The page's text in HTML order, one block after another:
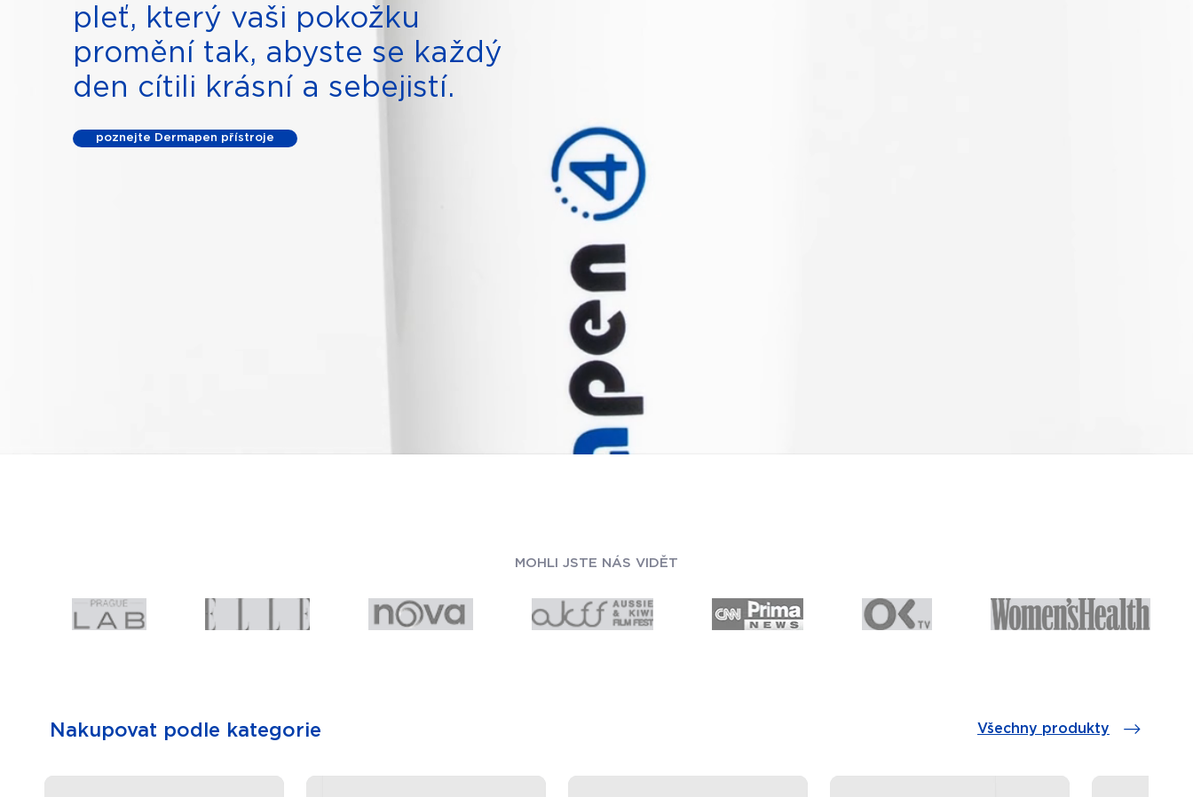
pleť, který vaši pokožku
promění tak, abyste se každý
den cítili krásní a sebejistí.
poznejte Dermapen přístroje
MOHLI JSTE NÁS VIDĚT
Nakupovat podle kategorie Všechny produkty